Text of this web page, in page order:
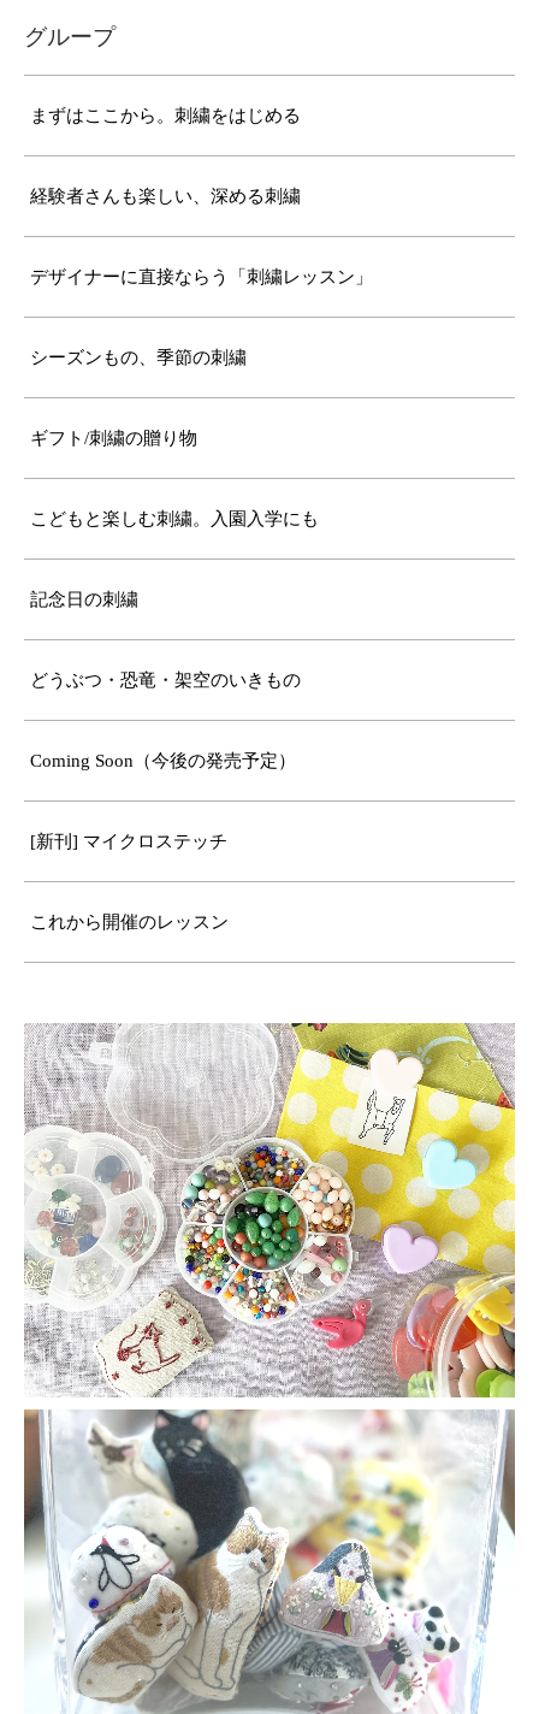
グループ
まずはここから。刺繍をはじめる
経験者さんも楽しい、深める刺繍
デザイナーに直接ならう「刺繍レッスン」
シーズンもの、季節の刺繍
ギフト/刺繍の贈り物
こどもと楽しむ刺繍。入園入学にも
記念日の刺繍
どうぶつ・恐竜・架空のいきもの
Coming Soon（今後の発売予定）
[新刊] マイクロステッチ
これから開催のレッスン